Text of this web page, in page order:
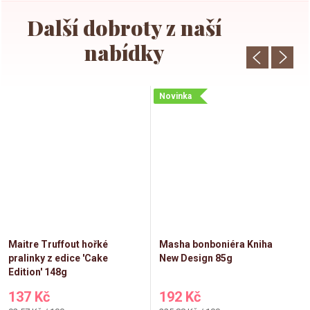
Maitre Truffout hořké
pralinky z edice 'Cake
Edition' 148g
137 Kč
Novinka
Masha bonboniéra Kniha
New Design 85g
192 Kč